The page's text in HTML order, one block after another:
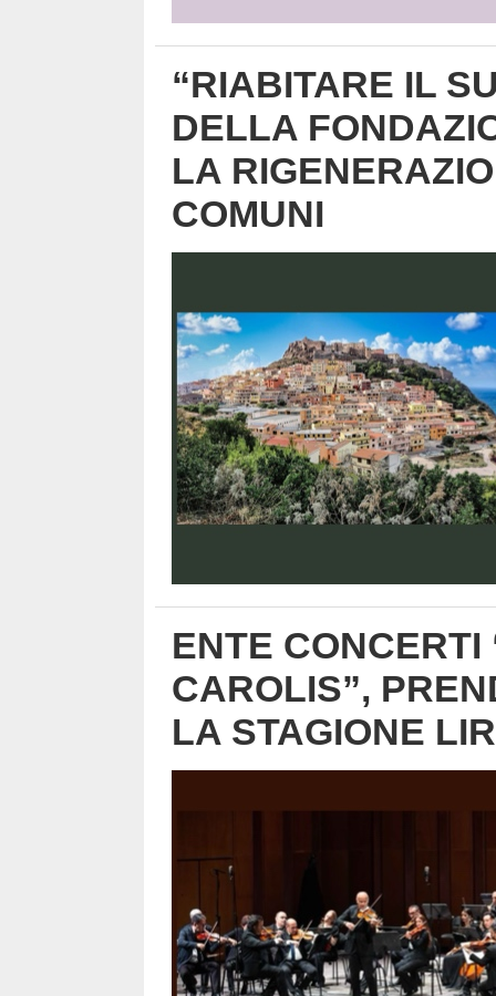
“RIABITARE IL
DELLA
LA
COMUNI
ENTE
CAROLIS”,
LA STAGIONE